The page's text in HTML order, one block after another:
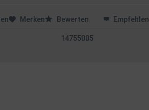
Merken Bewerten Empfehlen
14755005